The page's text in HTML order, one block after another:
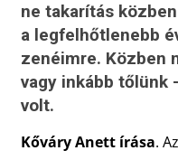
ne takarítás
a legfelhőtlenebb
zenéimre. Közben
vagy inkább tőlünk
volt.
Kőváry Anett írása.